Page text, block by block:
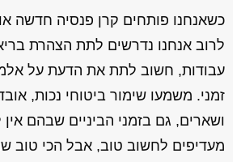
כשאנחנו פותחים קרן פנסיה חדשה
לרוב אנחנו נדרשים לתת הצהרת
עבודות, חשוב לתת את הדעת על
זמני. משמעו שימור ביטוחי נכות,
ושארים, גם בזמני הביניים שבהם
מעדיפים לחשוב טוב, אבל הכי טוב